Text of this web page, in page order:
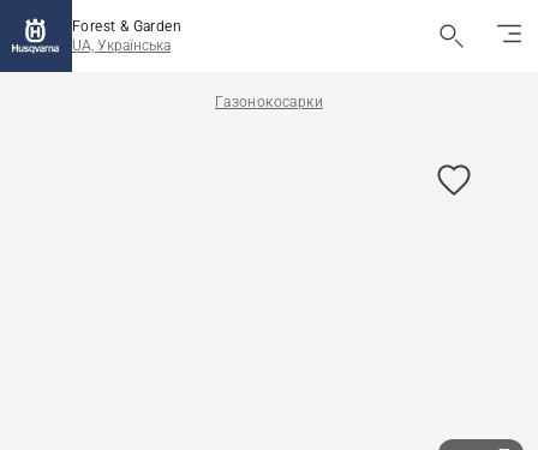
Forest & Garden
UA, Українська
Газонокосарки